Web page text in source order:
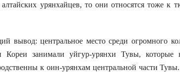
урянхайцев, то они относятся тоже
центральное место среди огромного
занимали уйгур-урянхи Тувы, которые
к оин-урянхам центральной части